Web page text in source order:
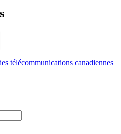
télécommunications canadiennes